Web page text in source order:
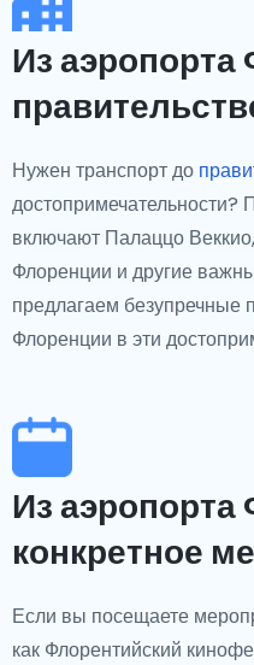
Из
Нужен транспорт до
включают Палаццо
Флоренции и другие
предлагаем безупречные
Флоренции в эти
Из
конкретное
Если вы посещаете
как Флорентийский